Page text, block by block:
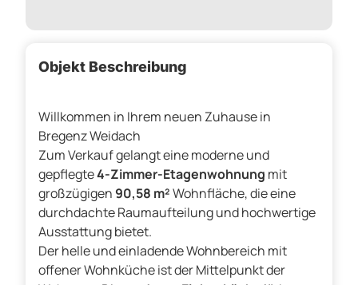
Objekt Beschreibung
Willkommen in Ihrem neuen Zuhause in
Bregenz Weidach
Zum Verkauf gelangt eine moderne und
gepflegte4-Zimmer-Etagenwohnung mit
großzügigen 90,58 m²Wohnfläche, die eine
durchdachte Raumaufteilung und hochwertige
Ausstattung bietet.
Der helle und einladende Wohnbereich mit
offener Wohnküche ist der Mittelpunkt der